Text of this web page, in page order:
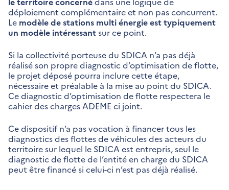
déploiement complémentaire et non pas concurrent.
Le modèle de stations multi énergie est typiquement
un modèle intéressantsur ce point.
Si la collectivité porteuse du SDICA n’a pas déjà
réalisé son propre diagnostic d’optimisation de flotte,
le projet déposé pourra inclure cette étape,
nécessaire et préalable à la mise au point du SDICA.
Ce diagnostic d’optimisation de flotte respectera le
cahier des charges ADEME ci joint.
Ce dispositif n’a pas vocation à financer tous les
diagnostics des flottes de véhicules des acteurs du
territoire sur lequel le SDICA est entrepris, seul le
diagnostic de flotte de l’entité en charge du SDICA
peut être financé si celui-ci n’est pas déjà réalisé.